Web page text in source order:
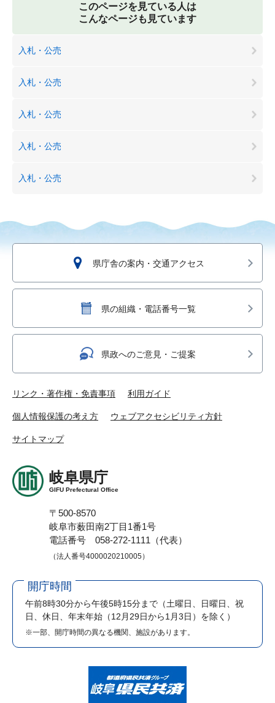
このページを見ている人は
こんなページも見ています
入札・公売
入札・公売
入札・公売
入札・公売
入札・公売
県庁舎の案内・交通アクセス
県の組織・電話番号一覧
県政へのご意見・ご提案
リンク・著作権・免責事項 利用ガイド
個人情報保護の考え方 ウェブアクセシビリティ方針
サイトマップ
岐阜県庁
GIFU Prefectural Office
〒500-8570
岐阜市薮田南2丁目1番1号
電話番号 058-272-1111（代表）
（法人番号4000020210005）
開庁時間
午前8時30分から午後5時15分まで （土曜日、日曜日、祝
日、休日、年末年始（12月29日から1月3日）を除く）
※一部、開庁時間の異なる機関、施設があります。